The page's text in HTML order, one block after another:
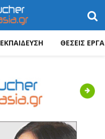
ΕΚΠΑΙΔΕΥΣΗ ΘΕΣΕΙΣ
Next